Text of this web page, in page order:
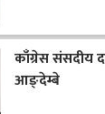
काँग्रेस संसदीय
आङ्देम्बे